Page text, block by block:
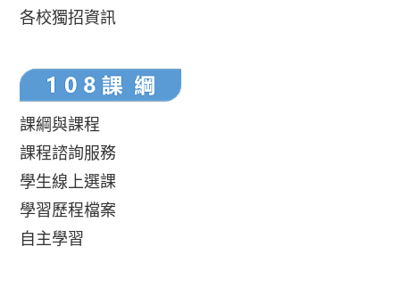
各校獨招資訊
課綱與課程
課程諮詢服務
學生線上選課
學習歷程檔案
自主學習